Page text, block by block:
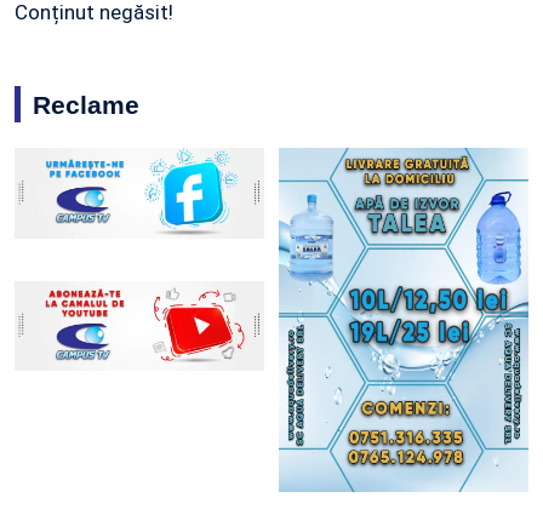
Conținut negăsit!
Reclame